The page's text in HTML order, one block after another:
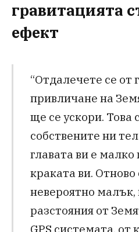
гравитацията
ефект
“Отдалечете се от
привличане на
ще се ускори. Това
собствените ни
главата ви е малко
краката ви.
невероятно
разстояния от
GPS системата, от